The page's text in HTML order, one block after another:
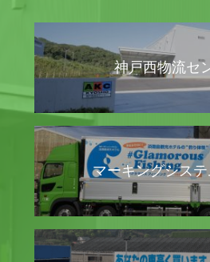
神戸西物流セ
マーキングシス